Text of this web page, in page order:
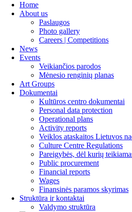
Home
About us
Paslaugos
Photo gallery
Careers | Competitions
News
Events
Veikiančios parodos
Mėnesio renginių planas
Art Groups
Dokumentai
Kultūros centro dokumentai
Personal data protection
Operational plans
Activity reports
Veiklos ataskaitos Lietuvos
Culture Centre Regulations
Pareigybės, dėl kurių
Public procurement
Financial reports
Wages
Finansinės paramos skyrimas
Struktūra ir kontaktai
Valdymo struktūra